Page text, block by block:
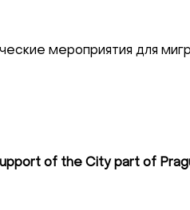
мероприятия для
of the City part of